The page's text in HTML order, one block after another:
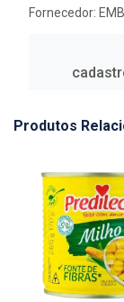
Fornecedor:
Produtos